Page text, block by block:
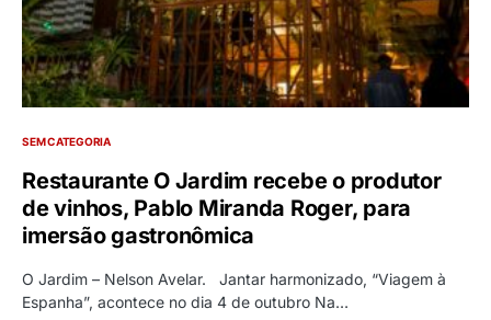
SEM CATEGORIA
Restaurante O Jardim recebe o produtor
de vinhos, Pablo Miranda Roger, para
imersão gastronômica
O Jardim – Nelson Avelar. Jantar harmonizado, “Viagem à
Espanha”, acontece no dia 4 de outubro Na…